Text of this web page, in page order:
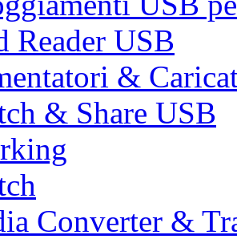
Reader USB
&
& Share USB
Converter &